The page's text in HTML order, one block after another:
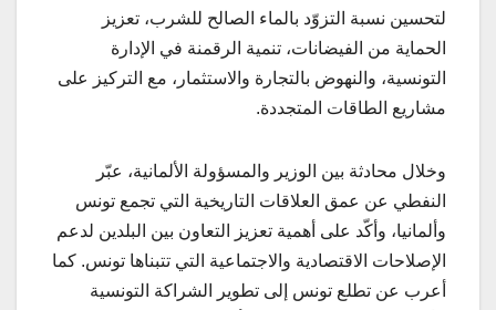
لتحسين نسبة التزوّد بالماء الصالح للشرب، تعزيز
الحماية من الفيضانات، تنمية الرقمنة في الإدارة
التونسية، والنهوض بالتجارة والاستثمار، مع التركيز على
مشاريع الطاقات المتجددة.
وخلال محادثة بين الوزير والمسؤولة الألمانية، عبّر
النفطي عن عمق العلاقات التاريخية التي تجمع تونس
وألمانيا، وأكّد على أهمية تعزيز التعاون بين البلدين لدعم
الإصلاحات الاقتصادية والاجتماعية التي تتبناها تونس. كما
أعرب عن تطلع تونس إلى تطوير الشراكة التونسية